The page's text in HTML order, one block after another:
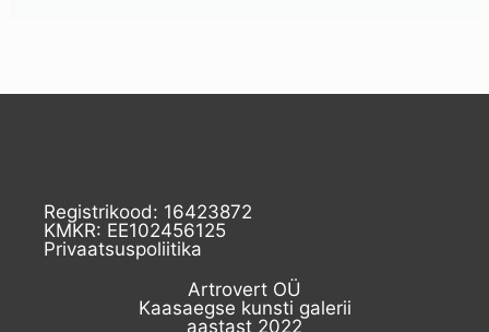
Registrikood: 16423872
KMKR: EE102456125
Privaatsuspoliitika
Artrovert OÜ
Kaasaegse kunsti galerii
aastast 2022